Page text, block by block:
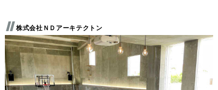
株式会社ＮＤアーキテクトン